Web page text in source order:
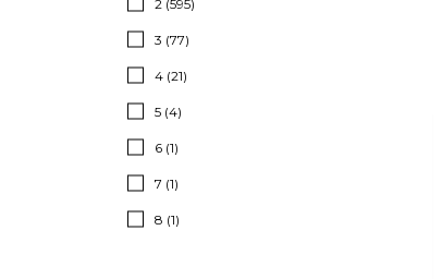
2 (595)
3 (77)
4 (21)
5 (4)
6 (1)
7 (1)
8 (1)